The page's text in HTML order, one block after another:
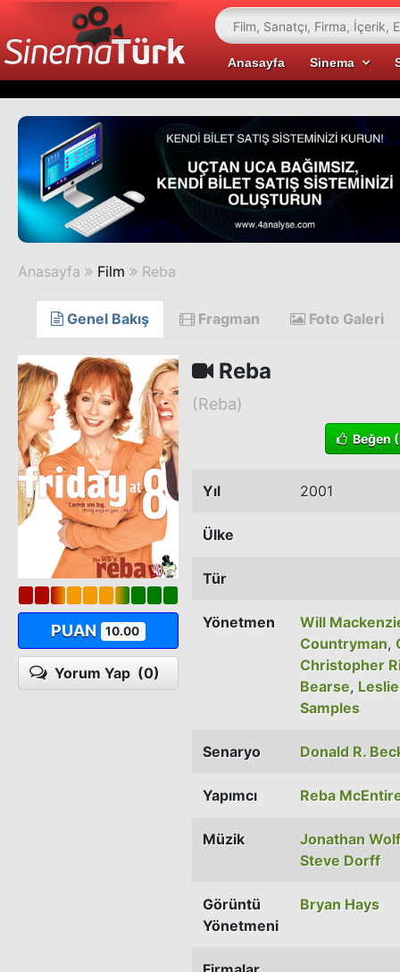
Anasayfa Sinema
Anasayfa Film Reba
Genel Bakış Fragman Foto Galeri
PUAN 10.00
Yorum Yap (0)
Reba
(Reba)
Beğen
Yıl 2001
Ülke
Tür
Yönetmen
Will
Countryman,
Christopher
Bearse,
Samples
Senaryo Donald R.
Yapımcı Reba
Müzik
Jonathan
Steve Dorff
Görüntü
Yönetmeni
Bryan Hays